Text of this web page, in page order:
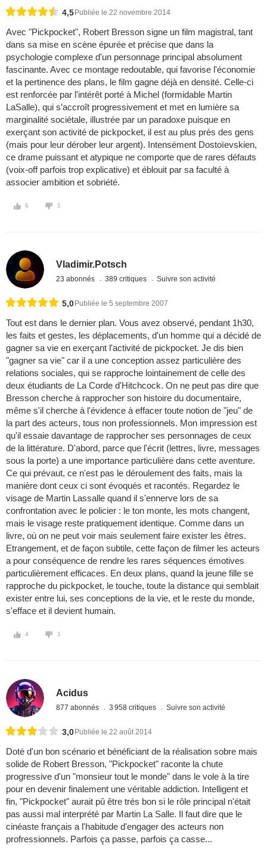
4,5 Publiée le 22 novembre 2014
Avec "Pickpocket", Robert Bresson signe un film magistral, tant
dans sa mise en scène épurée et précise que dans la
psychologie complexe d'un personnage principal absolument
fascinante. Avec ce montage redoutable, qui favorise l'économie
et la pertinence des plans, le film gagne déjà en densité. Celle-ci
est renforcée par l'intérêt porté à Michel (formidable Martin
LaSalle), qui s’accroît progressivement et met en lumière sa
marginalité sociétale, illustrée par un paradoxe puisque en
exerçant son activité de pickpocket, il est au plus près des gens
(mais pour leur dérober leur argent). Intensément Dostoïevskien,
ce drame puissant et atypique ne comporte que de rares défauts
(voix-off parfois trop explicative) et éblouit par sa faculté à
associer ambition et sobriété.
6 1
Vladimir.Potsch
23 abonnés 389 critiques Suivre son activité
5,0 Publiée le 5 septembre 2007
Tout est dans le dernier plan. Vous avez observé, pendant 1h30,
les faits et gestes, les déplacements, d'un homme qui a décidé de
gagner sa vie en exerçant l'activité de pickpocket. Je dis bien
"gagner sa vie" car il a une conception assez particulière des
relations sociales, qui se rapproche lointainement de celle des
deux étudiants de La Corde d'Hitchcock. On ne peut pas dire que
Bresson cherche à rapprocher son histoire du documentaire,
même s'il cherche à l'évidence à effacer toute notion de "jeu" de
la part des acteurs, tous non professionnels. Mon impression est
qu'il essaie davantage de rapprocher ses personnages de ceux
de la littérature. D'abord, parce que l'écrit (lettres, livre, messages
sous la porte) a une importance particulière dans cette aventure.
Ce qui prévaut, ce n'est pas le déroulement des faits, mais la
manière dont ceux ci sont évoqués et racontés. Regardez le
visage de Martin Lassalle quand il s'ennerve lors de sa
confrontation avec le policier : le ton monte, les mots changent,
mais le visage reste pratiquement identique. Comme dans un
livre, où on ne peut voir mais seulement faire exister les êtres.
Etrangement, et de façon subtile, cette façon de filmer les acteurs
a pour conséquence de rendre les rares séquences émotives
particulièrement efficaces. En deux plans, quand la jeune fille se
rapproche du pickpocket, le touche, toute la distance qui semblait
exister entre lui, ses conceptions de la vie, et le reste du monde,
s'efface et il devient humain.
4 1
Acidus
877 abonnés 3 958 critiques Suivre son activité
3,0 Publiée le 22 août 2014
Doté d'un bon scénario et bénéficiant de la réalisation sobre mais
solide de Robert Bresson, "Pickpocket" raconte la chute
progressive d'un "monsieur tout le monde" dans le vole à la tire
pour en devenir finalement une véritable addiction. Intelligent et
fin, "Pickpocket" aurait pû être trés bon si le rôle principal n'était
pas aussi mal interprété par Martin La Salle. Il faut dire que le
cinéaste français a l'habitude d'engager des acteurs non
profressionnels. Parfois ça passe, parfois ça casse...